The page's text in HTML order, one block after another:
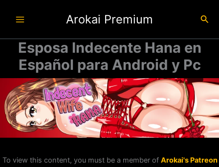
Arokai Premium
Esposa Indecente Hana en
Español para Android y Pc
To view this content, you must be a member of Arokai's Patreon